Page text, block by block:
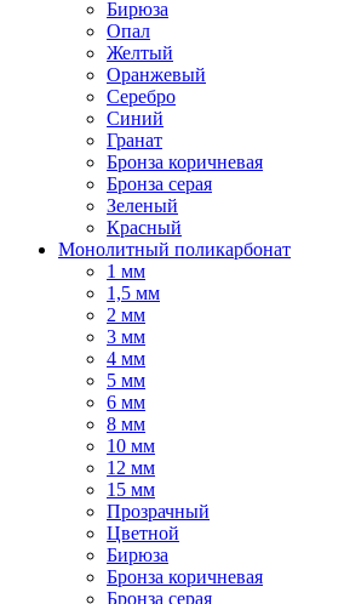
Бирюза
Опал
Желтый
Оранжевый
Серебро
Синий
Гранат
Бронза коричневая
Бронза серая
Зеленый
Красный
Монолитный поликарбонат
1 мм
1,5 мм
2 мм
3 мм
4 мм
5 мм
6 мм
8 мм
10 мм
12 мм
15 мм
Прозрачный
Цветной
Бирюза
Бронза коричневая
Бронза серая